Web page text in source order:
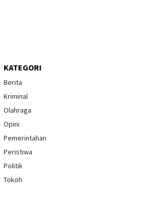
KATEGORI
Berita
Kriminal
Olahraga
Opini
Pemerintahan
Peristiwa
Politik
Tokoh